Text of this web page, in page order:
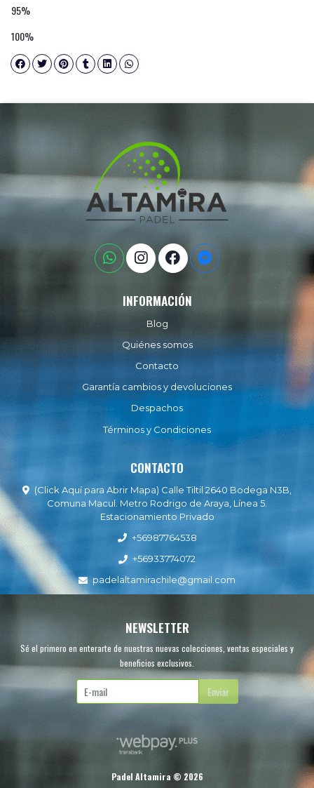
95%
100%
INFORMACIÓN
Blog
Quiénes somos
Contacto
Garantía cambios y devoluciones
Despachos
Términos y Condiciones
CONTACTO
(Click Aquí para Abrir Mapa) Calle Tiltil 2640 Bodega N3B,
Comuna Macul. Metro Rodrigo de Araya, Línea 5.
Estacionamiento Privado
+56987764538
+56933774072
padelaltamirachile@gmail.com
NEWSLETTER
Sé el primero en enterarte de nuestras nuevas colecciones, ventas especiales y
beneficios exclusivos.
Enviar
Padel Altamira © 2026